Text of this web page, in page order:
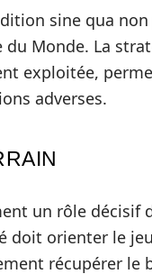
sine qua
Monde. La
exploitée,
adverses.
un rôle décisif
doit orienter le
récupérer le